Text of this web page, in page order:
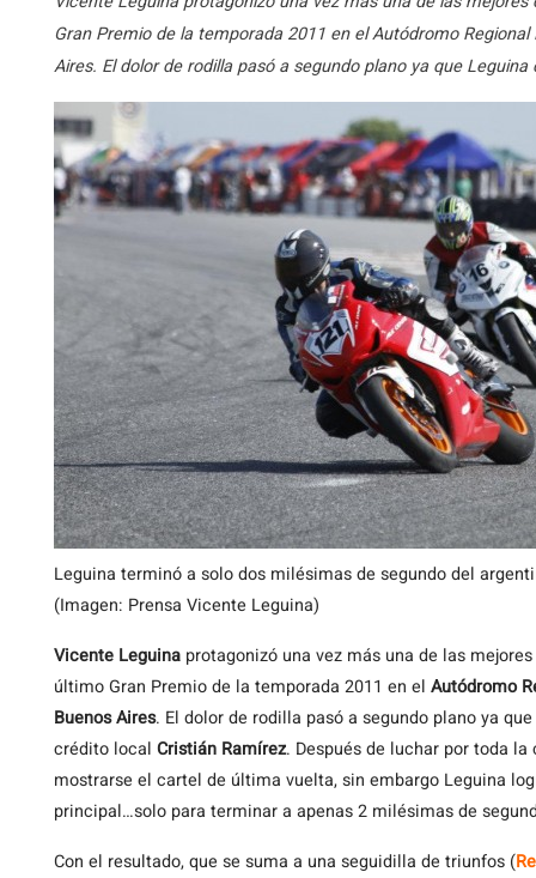
Gran Premio de la temporada 2011 en el Autódromo
Aires. El dolor de rodilla pasó a segundo plano ya que
Leguina terminó a solo dos milésimas de segundo del
(Imagen: Prensa Vicente Leguina)
Vicente Leguina protagonizó una vez más una de las
último Gran Premio de la temporada 2011 en el Autódromo
Buenos Aires. El dolor de rodilla pasó a segundo plano ya
crédito local Cristián Ramírez. Después de luchar por toda
mostrarse el cartel de última vuelta, sin embargo Leguina
principal…solo para terminar a apenas 2 milésimas de
Con el resultado, que se suma a una seguidilla de triunfos (